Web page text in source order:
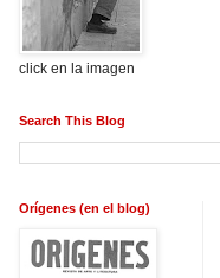
click en la imagen
Search This Blog
Orígenes (en el blog)